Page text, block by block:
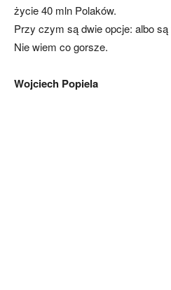
życie 40 mln Polaków.
Przy czym są dwie opcje: albo
Nie wiem co gorsze.
Wojciech Popiela